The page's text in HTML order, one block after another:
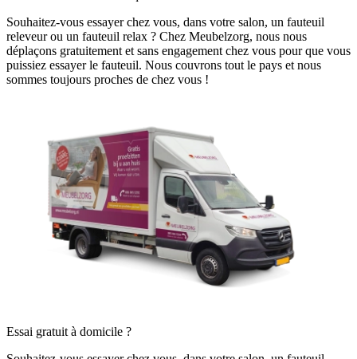
Souhaitez-vous essayer chez vous, dans votre salon, un fauteuil
releveur ou un fauteuil relax ? Chez Meubelzorg, nous nous
déplaçons gratuitement et sans engagement chez vous pour que vous
puissiez essayer le fauteuil. Nous couvrons tout le pays et nous
sommes toujours proches de chez vous !
Essai gratuit à domicile ?